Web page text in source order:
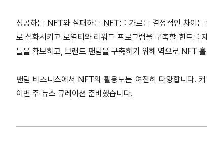
성공하는 NFT와 실패하는 NFT를 가르는 결정적인 차이는
로 심화시키고 로열티와 리워드 프로그램을 구축할 힌트를
들을 확보하고, 브랜드 팬덤을 구축하기 위해 역으로 NFT
팬덤 비즈니스에서 NFT의 활용도는 여전히 다양합니다.
이번 주 뉴스 큐레이션 준비했습니다.